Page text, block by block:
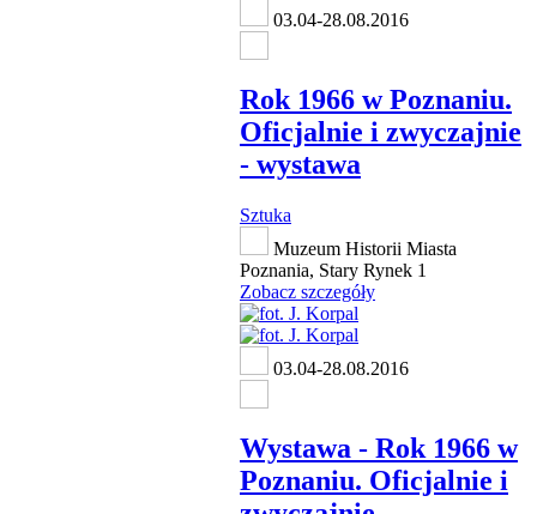
03.04-28.08.2016
Rok 1966 w Poznaniu.
Oficjalnie i zwyczajnie
- wystawa
Sztuka
Muzeum Historii Miasta
Poznania, Stary Rynek 1
Zobacz szczegóły
03.04-28.08.2016
Wystawa - Rok 1966 w
Poznaniu. Oficjalnie i